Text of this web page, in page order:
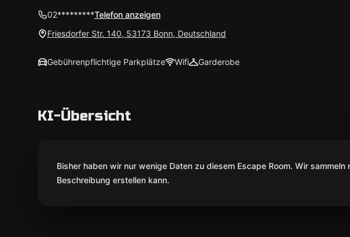
02*********Telefon anzeigen
Friesdorfer Str. 140, 53173 Bonn, Deutschland
Gebührenpflichtige Parkplätze Wifi Garderobe
KI-Übersicht
Bisher haben wir nur wenige Daten zu diesem Escape Room. Wir
Beschreibung erstellen kann.